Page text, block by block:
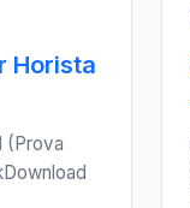
Horista
(Prova